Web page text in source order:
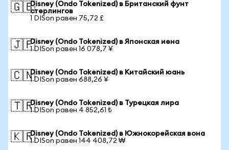
🇬🇧Disney (Ondo Tokenized) в Британский фунт
стерлингов
1 DISon равен 75,72 £
🇯🇵Disney (Ondo Tokenized) в Японская иена
1 DISon равен 16 078,7 ¥
🇨🇳Disney (Ondo Tokenized) в Китайский юань
1 DISon равен 688,26 ¥
🇹🇷Disney (Ondo Tokenized) в Турецкая лира
1 DISon равен 4 852,61 ₺
🇰🇷Disney (Ondo Tokenized) в Южнокорейская вона
1 DISon равен 144 408,72 ₩